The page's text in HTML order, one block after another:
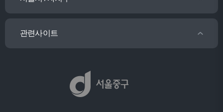
관련사이트